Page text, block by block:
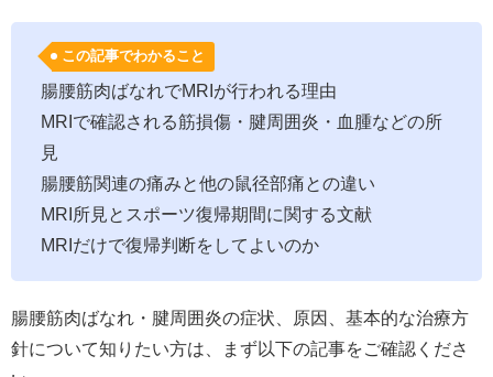
この記事でわかること
腸腰筋肉ばなれでMRIが行われる理由
MRIで確認される筋損傷・腱周囲炎・血腫などの所
見
腸腰筋関連の痛みと他の鼠径部痛との違い
MRI所見とスポーツ復帰期間に関する文献
MRIだけで復帰判断をしてよいのか
腸腰筋肉ばなれ・腱周囲炎の症状、原因、基本的な治療方
針について知りたい方は、まず以下の記事をご確認くださ